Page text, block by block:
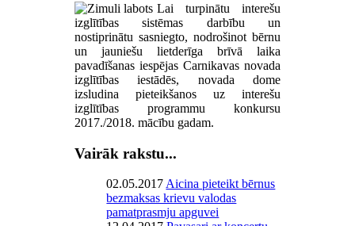
Lai turpinātu interešu
izglītības sistēmas darbību un
nostiprinātu sasniegto, nodrošinot bērnu
un jauniešu lietderīga brīvā laika
pavadīšanas iespējas Carnikavas novada
izglītības iestādēs, novada dome
izsludina pieteikšanos uz interešu
izglītības programmu konkursu
2017./2018. mācību gadam.
Vairāk rakstu...
02.05.2017 Aicina pieteikt bērnus
bezmaksas krievu valodas
pamatprasmju apguvei